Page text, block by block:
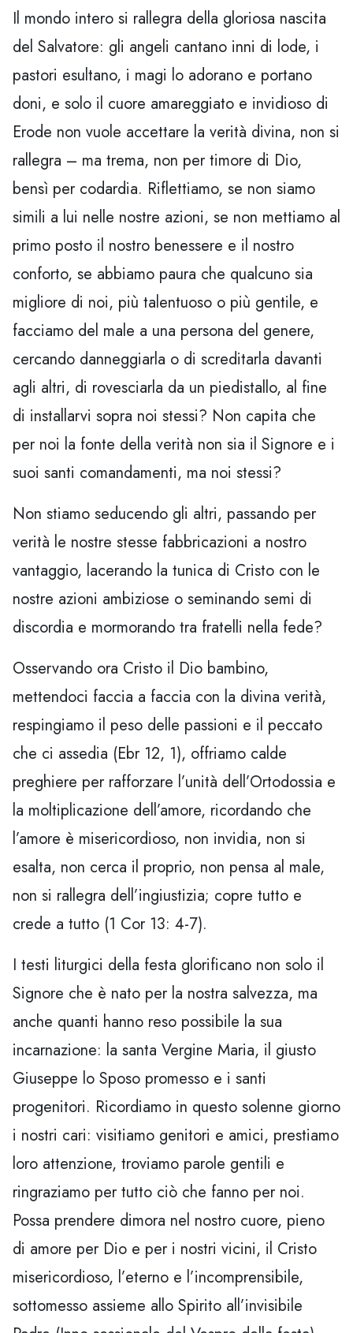
Il mondo intero si rallegra della gloriosa nascita
del Salvatore: gli angeli cantano inni di lode, i
pastori esultano, i magi lo adorano e portano
doni, e solo il cuore amareggiato e invidioso di
Erode non vuole accettare la verità divina, non si
rallegra – ma trema, non per timore di Dio,
bensì per codardia. Riflettiamo, se non siamo
simili a lui nelle nostre azioni, se non mettiamo al
primo posto il nostro benessere e il nostro
conforto, se abbiamo paura che qualcuno sia
migliore di noi, più talentuoso o più gentile, e
facciamo del male a una persona del genere,
cercando danneggiarla o di screditarla davanti
agli altri, di rovesciarla da un piedistallo, al fine
di installarvi sopra noi stessi? Non capita che
per noi la fonte della verità non sia il Signore e i
suoi santi comandamenti, ma noi stessi?
Non stiamo seducendo gli altri, passando per
verità le nostre stesse fabbricazioni a nostro
vantaggio, lacerando la tunica di Cristo con le
nostre azioni ambiziose o seminando semi di
discordia e mormorando tra fratelli nella fede?
Osservando ora Cristo il Dio bambino,
mettendoci faccia a faccia con la divina verità,
respingiamo il peso delle passioni e il peccato
che ci assedia (Ebr 12, 1), offriamo calde
preghiere per rafforzare l’unità dell’Ortodossia e
la moltiplicazione dell’amore, ricordando che
l’amore è misericordioso, non invidia, non si
esalta, non cerca il proprio, non pensa al male,
non si rallegra dell’ingiustizia; copre tutto e
crede a tutto (1 Cor 13: 4-7).
I testi liturgici della festa glorificano non solo il
Signore che è nato per la nostra salvezza, ma
anche quanti hanno reso possibile la sua
incarnazione: la santa Vergine Maria, il giusto
Giuseppe lo Sposo promesso e i santi
progenitori. Ricordiamo in questo solenne giorno
i nostri cari: visitiamo genitori e amici, prestiamo
loro attenzione, troviamo parole gentili e
ringraziamo per tutto ciò che fanno per noi.
Possa prendere dimora nel nostro cuore, pieno
di amore per Dio e per i nostri vicini, il Cristo
misericordioso, l’eterno e l’incomprensibile,
sottomesso assieme allo Spirito all’invisibile